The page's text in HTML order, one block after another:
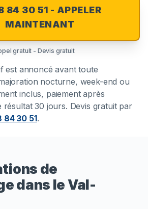
84 30 51 - APPELER
MAINTENANT
gratuit - Devis gratuit
est annoncé avant toute
nocturne, week-end ou
inclus, paiement après
résultat 30 jours. Devis gratuit par
84 30 51.
de
dans le Val-